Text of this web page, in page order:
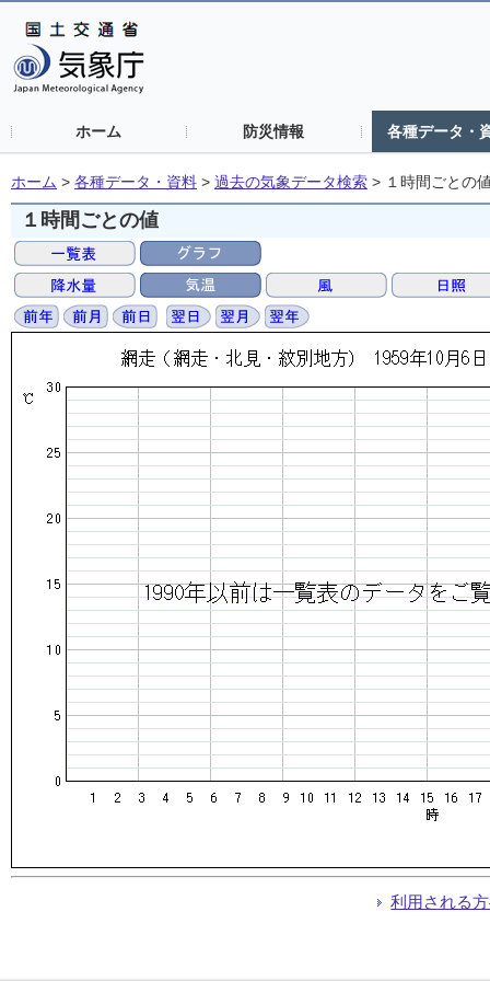
ホーム 防災情報 各種データ・
ホーム > 各種データ・資料 > 過去の気象データ検索 > １時間ごとの
１時間ごとの値
利用される